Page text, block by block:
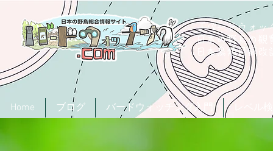
「バードウォッ
日本の野鳥の観
日本鳥類目録
Home ブログ バードウォッチング入門